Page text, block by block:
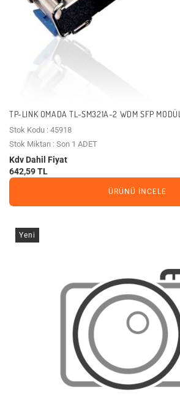
TP-LINK OMADA TL-SM321A-2 WDM SFP MODÜL
Stok Kodu : 45918
Stok Miktarı : Son 1 ADET
Kdv Dahil Fiyat
642,59 TL
ÜRÜNÜ İNCELE
Yeni